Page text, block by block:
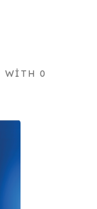
WITH 0